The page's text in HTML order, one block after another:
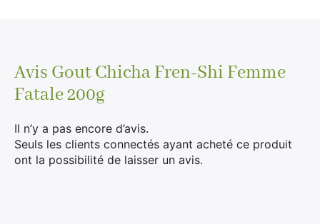
Avis Gout Chicha Fren-Shi Femme
Fatale 200g
Il n’y a pas encore d’avis.
Seuls les clients connectés ayant acheté ce produit
ont la possibilité de laisser un avis.